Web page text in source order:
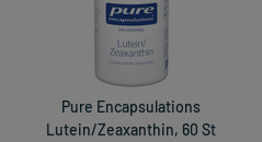
Pure Encapsulations
Lutein/Zeaxanthin, 60 St